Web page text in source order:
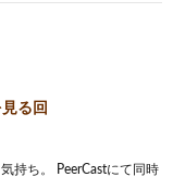
る回
持ち。 PeerCastにて同時